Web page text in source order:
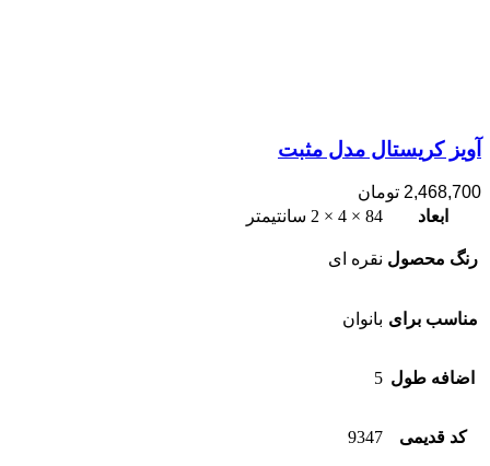
آویز کریستال مدل مثبت
2,468,700 تومان
ابعاد
84 × 4 × 2 سانتیمتر
رنگ محصول نقره ای
مناسب برای بانوان
اضافه طول 5
کد قدیمی 9347